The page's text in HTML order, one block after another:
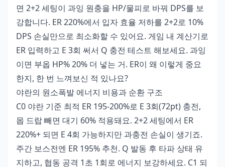
면 2+2 세팅이 과잉 원충을 HP/물피로 바꿔 DPS를 보
강합니다. ER 220%에서 입자 효율 저하를 2+2로 10%
DPS 손실만으로 최소화할 수 있어요. 게임 내 계산기로
ER 입력하고 E 3회 써서 Q 충전 테스트 해보세요. 과잉
이면 부옵 HP% 20% 더 넣는 거. ER이 왜 이렇게 중요
한지, 한 번 느껴보신 적 있나요?
야란의 원소폭발 에너지 비용과 순환 구조
C0 야란 기준 최적 ER 195-200%로 E 3회(72pt) 충전,
몹 드랍 빼면 대기 60% 적용돼요. 2+2 세팅에서 ER
220%+ 되면 E 4회 가능하지만 과충전 손실이 생기죠.
주간 보스전엔 ER 195% 추천. Q 발동 후 타파 상태 유
지하고, 협동 공격 1초 1회로 에너지 보강하세요. C1 되